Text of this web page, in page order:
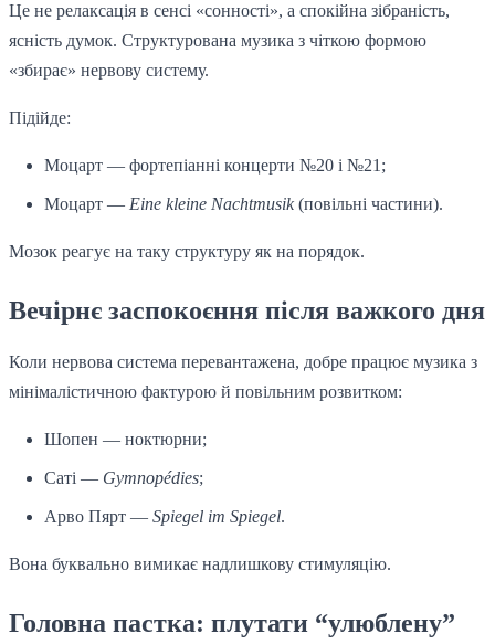
Це не релаксація в сенсі «сонності», а спокійна зібраність,
ясність думок. Структурована музика з чіткою формою
«збирає» нервову систему.
Підійде:
Моцарт — фортепіанні концерти №20 і №21;
Моцарт — Eine kleine Nachtmusik(повільні частини).
Мозок реагує на таку структуру як на порядок.
Вечірнє заспокоєння після важкого дня
Коли нервова система перевантажена, добре працює музика з
мінімалістичною фактурою й повільним розвитком:
Шопен — ноктюрни;
Саті — Gymnopédies;
Арво Пярт — Spiegel im Spiegel.
Вона буквально вимикає надлишкову стимуляцію.
Головна пастка: плутати “улюблену”